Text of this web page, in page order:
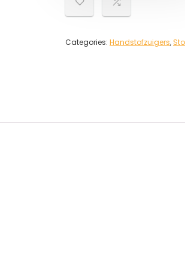
Categories: Handstofzuigers,